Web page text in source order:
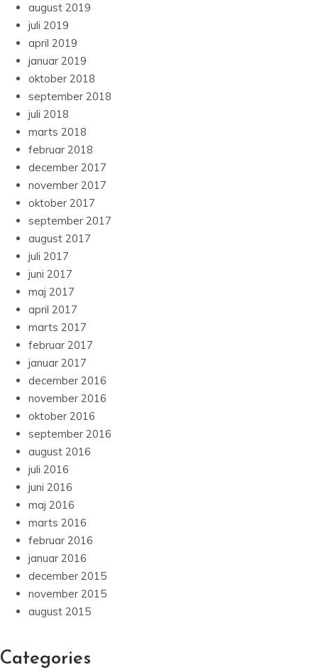
august 2019
juli 2019
april 2019
januar 2019
oktober 2018
september 2018
juli 2018
marts 2018
februar 2018
december 2017
november 2017
oktober 2017
september 2017
august 2017
juli 2017
juni 2017
maj 2017
april 2017
marts 2017
februar 2017
januar 2017
december 2016
november 2016
oktober 2016
september 2016
august 2016
juli 2016
juni 2016
maj 2016
marts 2016
februar 2016
januar 2016
december 2015
november 2015
august 2015
Categories